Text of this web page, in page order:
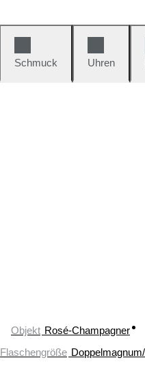
Schmuck Uhren
Objekt Rosé-Champagner
Flaschengröße